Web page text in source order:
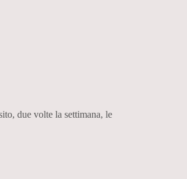
due volte la settimana, le